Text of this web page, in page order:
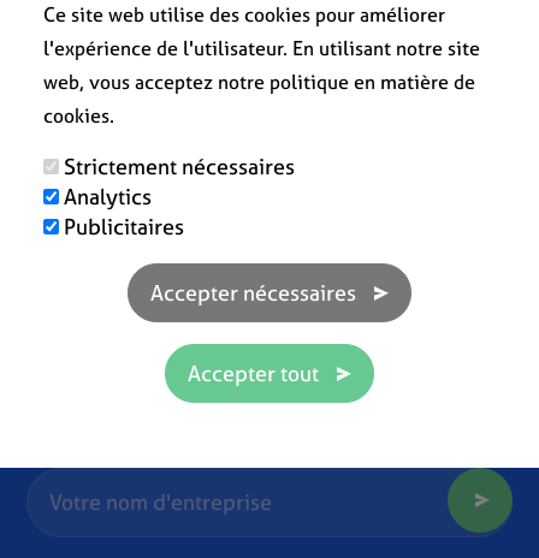
Ce site web utilise des cookies pour améliorer
l'expérience de l'utilisateur. En utilisant notre site
web, vous acceptez notre politique en matière de
cookies.
Strictement nécessaires
Analytics
Publicitaires